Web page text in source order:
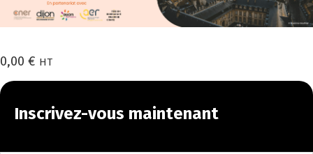
0,00 € HT
Inscrivez-vous maintenant